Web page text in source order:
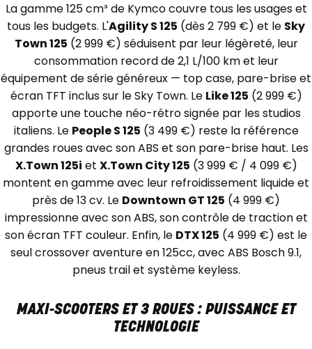
La gamme 125 cm³ de Kymco couvre tous les usages et
tous les budgets. L'Agility S 125 (dès 2 799 €) et le Sky
Town 125 (2 999 €) séduisent par leur légèreté, leur
consommation record de 2,1 L/100 km et leur
équipement de série généreux — top case, pare-brise et
écran TFT inclus sur le Sky Town. Le Like 125 (2 999 €)
apporte une touche néo-rétro signée par les studios
italiens. Le People S 125 (3 499 €) reste la référence
grandes roues avec son ABS et son pare-brise haut. Les
X.Town 125i et X.Town City 125 (3 999 € / 4 099 €)
montent en gamme avec leur refroidissement liquide et
près de 13 cv. Le Downtown GT 125 (4 999 €)
impressionne avec son ABS, son contrôle de traction et
son écran TFT couleur. Enfin, le DTX 125 (4 999 €) est le
seul crossover aventure en 125cc, avec ABS Bosch 9.1,
pneus trail et système keyless.
MAXI-SCOOTERS ET 3 ROUES : PUISSANCE ET
TECHNOLOGIE